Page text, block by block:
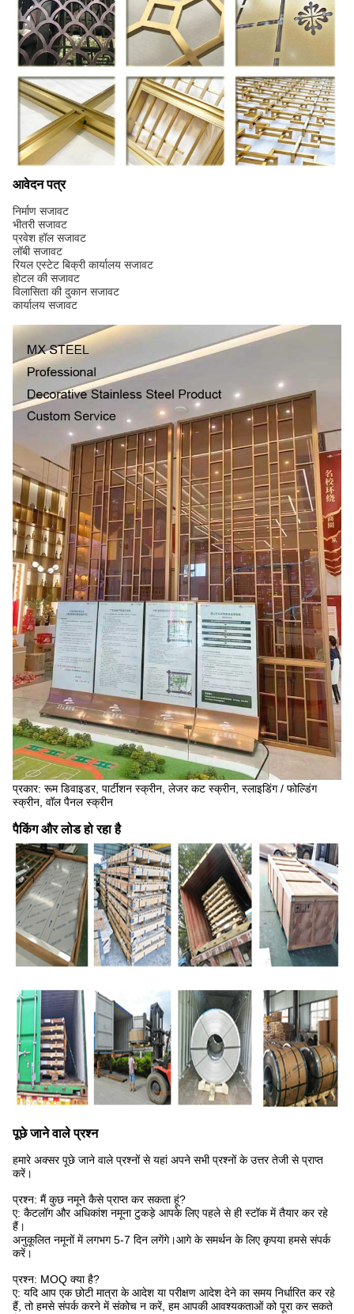
आवेदन पत्र
निर्माण सजावट
भीतरी सजावट
प्रवेश हॉल सजावट
लॉबी सजावट
रियल एस्टेट बिक्री कार्यालय सजावट
होटल की सजावट
विलासिता की दुकान सजावट
कार्यालय सजावट
प्रकार: रूम डिवाइडर, पार्टीशन स्क्रीन, लेजर कट स्क्रीन, स्लाइडिंग / फोल्डिंग
स्क्रीन, वॉल पैनल स्क्रीन
पैकिंग और लोड हो रहा है
पूछे जाने वाले प्रश्न
हमारे अक्सर पूछे जाने वाले प्रश्नों से यहां अपने सभी प्रश्नों के उत्तर तेजी से प्राप्त
करें।
प्रश्न: मैं कुछ नमूने कैसे प्राप्त कर सकता हूं?
ए: कैटलॉग और अधिकांश नमूना टुकड़े आपके लिए पहले से ही स्टॉक में तैयार कर रहे
हैं।
अनुकूलित नमूनों में लगभग 5-7 दिन लगेंगे।आगे के समर्थन के लिए कृपया हमसे संपर्क
करें।
प्रश्न: MOQ क्या है?
ए: यदि आप एक छोटी मात्रा के आदेश या परीक्षण आदेश देने का समय निर्धारित कर रहे
हैं, तो हमसे संपर्क करने में संकोच न करें, हम आपकी आवश्यकताओं को पूरा कर सकते